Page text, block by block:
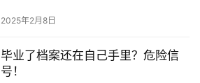
2025年2月8日
毕业了档案还在自己手里？危险信
号！